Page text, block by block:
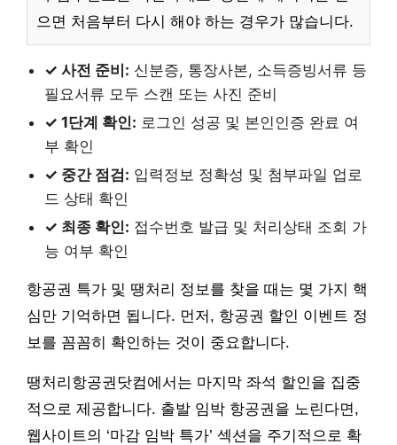
으면 처음부터 다시 해야 하는 경우가 많습니다.
✓ 사전 준비: 신분증, 통장사본, 소득증빙서류 등
필요서류 모두 스캔 또는 사진 준비
✓ 1단계 확인: 로그인 성공 및 본인인증 완료 여
부 확인
✓ 중간 점검: 입력정보 정확성 및 첨부파일 업로
드 상태 확인
✓ 최종 확인: 접수번호 발급 및 처리상태 조회 가
능 여부 확인
항공권 특가 및 땡처리 정보를 찾을 때는 몇 가지 핵
심만 기억하면 됩니다. 먼저, 항공권 할인 이벤트 정
보를 꼼꼼히 확인하는 것이 중요합니다.
땡처리항공권닷컴에서는 마지막 좌석 할인을 집중
적으로 제공합니다. 출발 임박 항공권을 노린다면,
웹사이트의 ‘마감 임박 특가’ 섹션을 주기적으로 확